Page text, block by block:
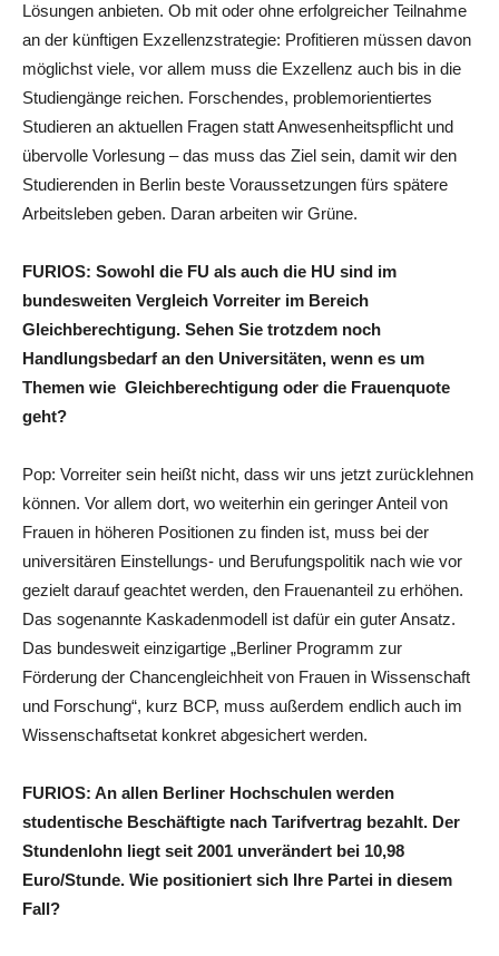
Lösungen anbieten. Ob mit oder ohne erfolgreicher Teilnahme
an der künftigen Exzellenzstrategie: Profitieren müssen davon
möglichst viele, vor allem muss die Exzellenz auch bis in die
Studiengänge reichen. Forschendes, problemorientiertes
Studieren an aktuellen Fragen statt Anwesenheitspflicht und
übervolle Vorlesung – das muss das Ziel sein, damit wir den
Studierenden in Berlin beste Voraussetzungen fürs spätere
Arbeitsleben geben. Daran arbeiten wir Grüne.
FURIOS: Sowohl die FU als auch die HU sind im
bundesweiten Vergleich Vorreiter im Bereich
Gleichberechtigung. Sehen Sie trotzdem noch
Handlungsbedarf an den Universitäten, wenn es um
Themen wie Gleichberechtigung oder die Frauenquote
geht?
Pop: Vorreiter sein heißt nicht, dass wir uns jetzt zurücklehnen
können. Vor allem dort, wo weiterhin ein geringer Anteil von
Frauen in höheren Positionen zu finden ist, muss bei der
universitären Einstellungs- und Berufungspolitik nach wie vor
gezielt darauf geachtet werden, den Frauenanteil zu erhöhen.
Das sogenannte Kaskadenmodell ist dafür ein guter Ansatz.
Das bundesweit einzigartige „Berliner Programm zur
Förderung der Chancengleichheit von Frauen in Wissenschaft
und Forschung“, kurz BCP, muss außerdem endlich auch im
Wissenschaftsetat konkret abgesichert werden.
FURIOS: An allen Berliner Hochschulen werden
studentische Beschäftigte nach Tarifvertrag bezahlt. Der
Stundenlohn liegt seit 2001 unverändert bei 10,98
Euro/Stunde. Wie positioniert sich Ihre Partei in diesem
Fall?